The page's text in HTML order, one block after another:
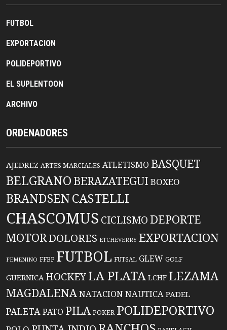
FUTBOL
EXPORTACION
POLIDEPORTIVO
EL SUPLENTOON
ARCHIVO
ORDENADORES
AJEDREZ ARTES MARCIALES ATLETISMO BASQUET
BELGRANO BERAZATEGUIBOXEO
BRANDSENCASTELLI
CHASCOMUS CICLISMO DEPORTE
MOTORDOLORES ETCHEVERRY EXPORTACION
FEMENINO FFBP FUTBOL FUTSAL GLEW GOLF
GUERNICA HOCKEYLA PLATA LCHF LEZAMA
MAGDALENANATACIONNAUTICA PADEL
PALETAPATO PILA POKER POLIDEPORTIVO